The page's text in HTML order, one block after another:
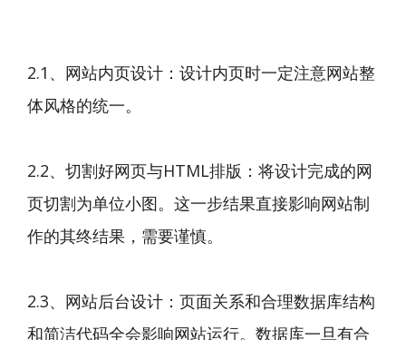
2.1、网站内页设计：设计内页时一定注意网站整
体风格的统一。
2.2、切割好网页与HTML排版：将设计完成的网
页切割为单位小图。这一步结果直接影响网站制
作的其终结果，需要谨慎。
2.3、网站后台设计：页面关系和合理数据库结构
和简洁代码全会影响网站运行。数据库一旦有合